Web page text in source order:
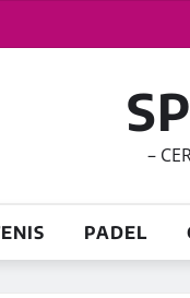
–
PADEL